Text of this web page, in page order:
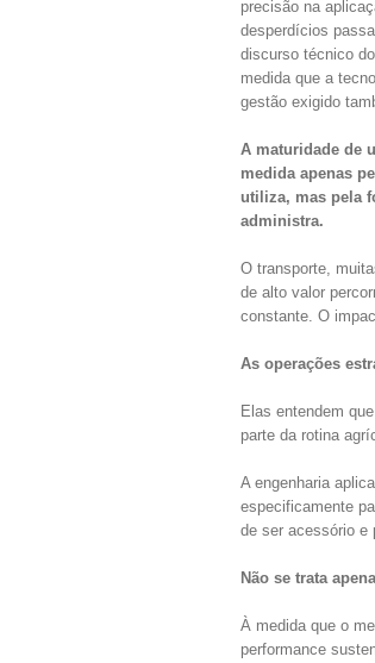
precisão na
desperdícios
discurso técnico
medida que a
gestão exigido
A maturidade de
medida apenas
utiliza, mas pela
administra.
O transporte,
de alto valor
constante. O
As operações
Elas entendem
parte da rotina
A engenharia
especificamente
de ser acessório e
Não se trata
À medida que o
performance